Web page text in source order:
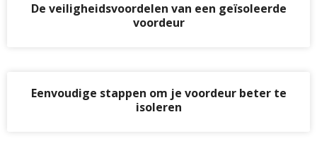
De veiligheidsvoordelen van een geïsoleerde
voordeur
Eenvoudige stappen om je voordeur beter te
isoleren